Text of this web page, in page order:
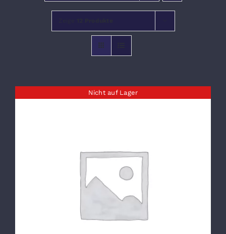
VERANSTALTUNGEN
Nicht auf Lager